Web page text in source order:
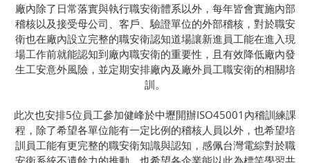
廠內除了日常落實與執行職安衛體系以外，每年皆會實施內部
稽核以及接受母公司、客戶、驗證單位的外部稽核，對於職安
衛也在廠內設立完整的職安衛認知道場讓新進員工能在進入現
場工作前就能認知到廠內職安衛的重要性，且有效降低廠內發
生工安意外風險，並定期安排廠內及廠外員工職安衛的相關培
訓。
此次也安排5位員工參加健峰於中壢開辦ISO45001內稽訓練課
程，除了希望各單位能有一定比例的稽核人員以外，也希望培
訓員工能有更完整的職安衛知識與認知，感佩台灣電綜對於職
安衛系統不遺餘力的推動，也希望各企業能以此為標竿學習共